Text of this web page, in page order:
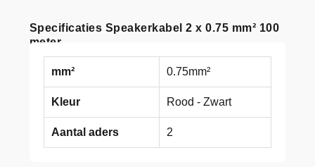
Specificaties Speakerkabel 2 x 0.75 mm² 100
meter
mm² 0.75mm²
Kleur Rood - Zwart
Aantal aders 2